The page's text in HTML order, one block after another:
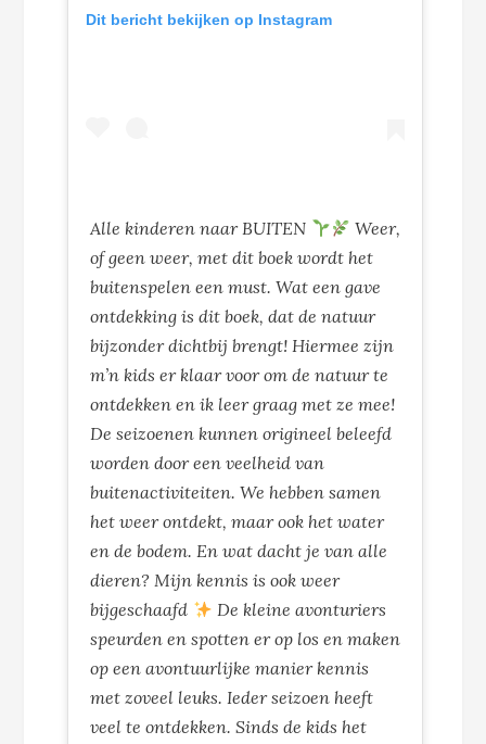
Dit bericht bekijken op Instagram
Alle kinderen naar BUITEN
Weer,
of geen weer, met dit boek wordt het
buitenspelen een must. Wat een gave
ontdekking is dit boek, dat de natuur
bijzonder dichtbij brengt! Hiermee zijn
m’n kids er klaar voor om de natuur te
ontdekken en ik leer graag met ze mee!
De seizoenen kunnen origineel beleefd
worden door een veelheid van
buitenactiviteiten. We hebben samen
het weer ontdekt, maar ook het water
en de bodem. En wat dacht je van alle
dieren? Mijn kennis is ook weer
bijgeschaafd
De kleine avonturiers
speurden en spotten er op los en maken
op een avontuurlijke manier kennis
met zoveel leuks. Ieder seizoen heeft
veel te ontdekken. Sinds de kids het